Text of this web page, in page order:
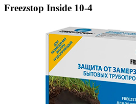
Freezstop Inside 10-4